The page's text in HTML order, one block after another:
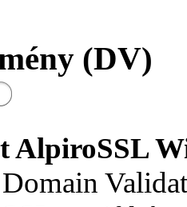
(DV)
AlpiroSSL